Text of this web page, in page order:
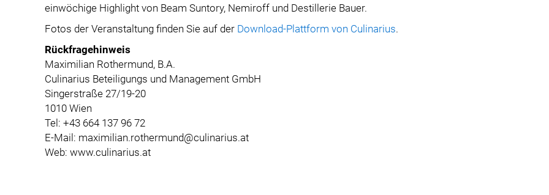
einwöchige Highlight von Beam Suntory, Nemiroff und Destillerie Bauer.
Fotos der Veranstaltung finden Sie auf der Download-Plattform von Culinarius.
Rückfragehinweis
Maximilian Rothermund, B.A.
Culinarius Beteiligungs und Management GmbH
Singerstraße 27/19-20
1010 Wien
Tel: +43 664 137 96 72
E-Mail: maximilian.rothermund@culinarius.at
Web: www.culinarius.at